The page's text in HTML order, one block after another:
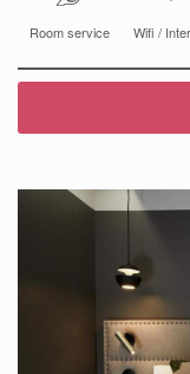
Room service Wifi /